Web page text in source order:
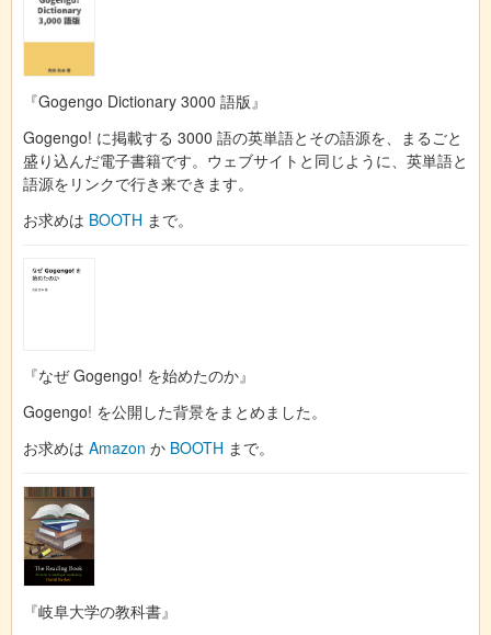
『Gogengo Dictionary 3000 語版』
Gogengo! に掲載する 3000 語の英単語とその語源を、まるごと
盛り込んだ電子書籍です。ウェブサイトと同じように、英単語と
語源をリンクで行き来できます。
お求めは BOOTH まで。
『なぜ Gogengo! を始めたのか』
Gogengo! を公開した背景をまとめました。
お求めは Amazon か BOOTH まで。
『岐阜大学の教科書』